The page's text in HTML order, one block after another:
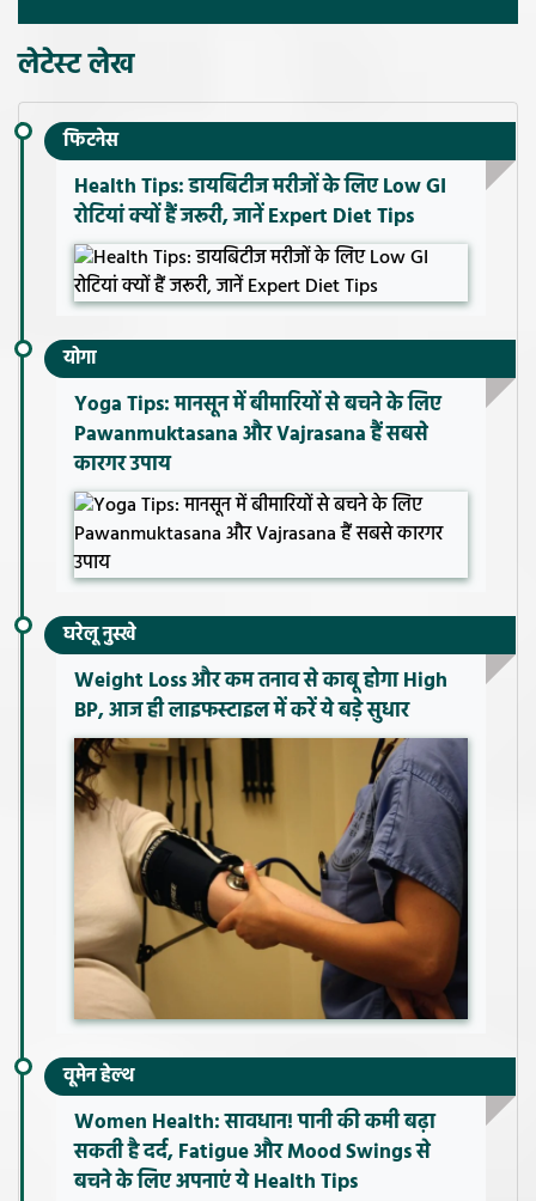
लेटेस्ट लेख
फिटनेस
Health Tips: डायबिटीज मरीजों के लिए Low GI
रोटियां क्यों हैं जरूरी, जानें Expert Diet Tips
योगा
Yoga Tips: मानसून में बीमारियों से बचने के लिए
Pawanmuktasana और Vajrasana हैं सबसे
कारगर उपाय
घरेलू नुस्खे
Weight Loss और कम तनाव से काबू होगा High
BP, आज ही लाइफस्टाइल में करें ये बड़े सुधार
वूमेन हेल्थ
Women Health: सावधान! पानी की कमी बढ़ा
सकती है दर्द, Fatigue और Mood Swings से
बचने के लिए अपनाएं ये Health Tips